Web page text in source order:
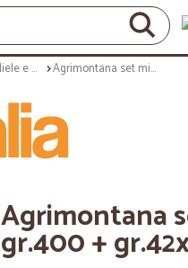
Confetture, Miele e Nutella Agrimontana set miele prestige gr.400 + gr.42x2
Agrimontana
gr.400 +